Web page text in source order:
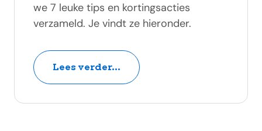
we 7 leuke tips en kortingsacties
verzameld. Je vindt ze hieronder.
Lees verder...